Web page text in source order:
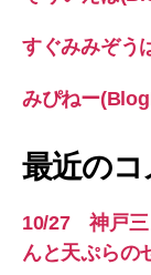
すぐみみぞう
みぴねー
最近のコ
10/27 神戸
んと天ぷらの